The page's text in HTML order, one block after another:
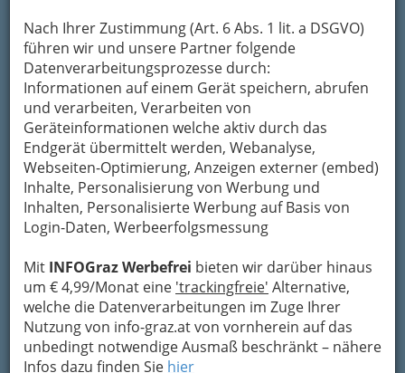
Nach Ihrer Zustimmung (Art. 6 Abs. 1 lit. a DSGVO)
führen wir und unsere Partner folgende
Datenverarbeitungsprozesse durch:
Informationen auf einem Gerät speichern, abrufen
und verarbeiten, Verarbeiten von
Geräteinformationen welche aktiv durch das
Endgerät übermittelt werden, Webanalyse,
Webseiten-Optimierung, Anzeigen externer (embed)
Inhalte, Personalisierung von Werbung und
Inhalten, Personalisierte Werbung auf Basis von
Login-Daten, Werbeerfolgsmessung
Mit INFOGraz Werbefrei bieten wir darüber hinaus
um € 4,99/Monat eine 'trackingfreie' Alternative,
welche die Datenverarbeitungen im Zuge Ihrer
Nutzung von info-graz.at von vornherein auf das
unbedingt notwendige Ausmaß beschränkt – nähere
Infos dazu finden Sie hier
Karte & Routenplaner
Eintrag ändern
Kategorien